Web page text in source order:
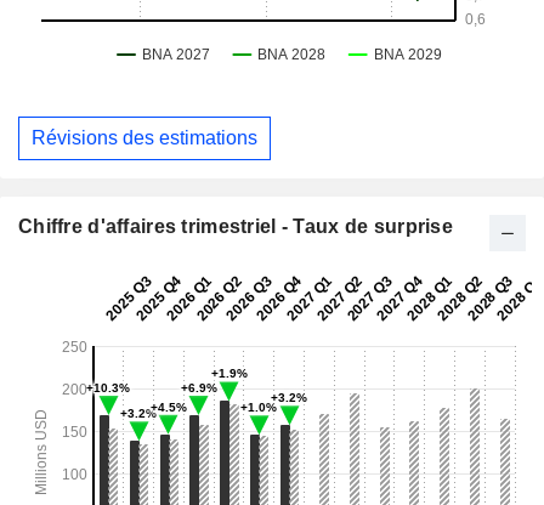
Révisions des estimations
Chiffre d'affaires trimestriel - Taux de surprise